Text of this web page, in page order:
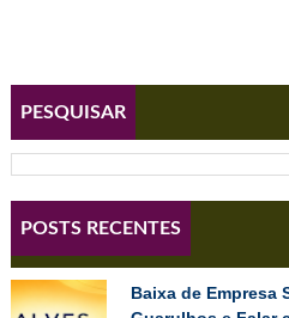
PESQUISAR
POSTS RECENTES
Baixa de Empresa